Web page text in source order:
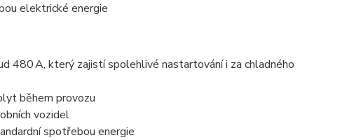
elektrické energie
480 A, který zajistí spolehlivé nastartování i za chladného
během provozu
vozidel
spotřebou energie